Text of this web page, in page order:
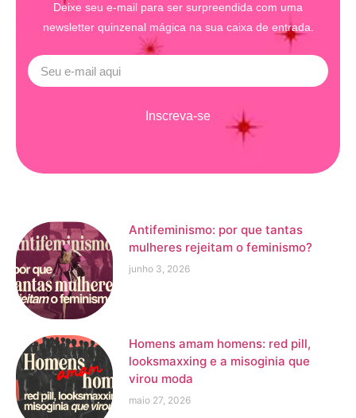
Deixe seu e-mail para ser surpreendida com uma
newsletter quinzenal mágica na sua caixa de entrada.
Inscreva-se
Antifeminismo: por que tantas
mulheres rejeitam o feminismo?
junho 3, 2026
Homens amam homens: red pill,
looksmaxxing e a misoginia que
virou moda
maio 27, 2026